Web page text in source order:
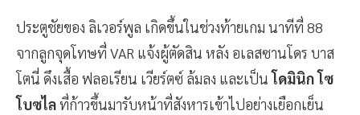
ประตูชัยของ ลิเวอร์พูล เกิดขึ้นในช่วงท้ายเกม นาทีที่ 88
จากลูกจุดโทษที่ VAR แจ้งผู้ตัดสิน หลัง อเลสซานโดร บาส
โตนี่ ดึงเสื้อ ฟลอเรียน เวียร์ตซ์ ล้มลง และเป็นโดมินิก โซ
โบซไลที่ก้าวขึ้นมารับหน้าที่สังหารเข้าไปอย่างเยือกเย็น